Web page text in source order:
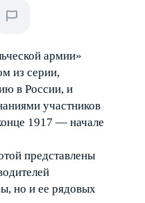
армии»
из серии,
в России, и
участников
1917 — начале
представлены
но и ее рядовых